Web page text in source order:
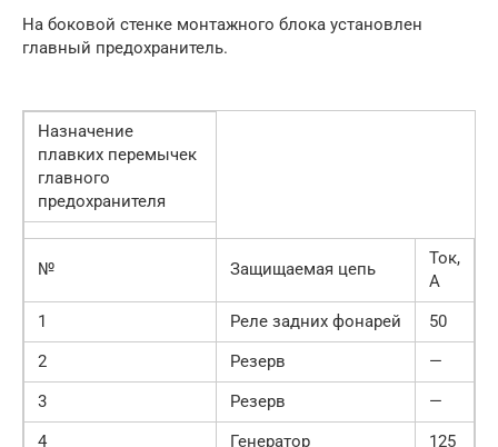
На боковой стенке монтажного блока установлен
главный предохранитель.
Назначение
плавких перемычек
главного
предохранителя
№ Защищаемая цепь
Ток,
А
1
Реле задних фонарей
50
2
Резерв
—
3
Резерв
—
4
Генератор 125